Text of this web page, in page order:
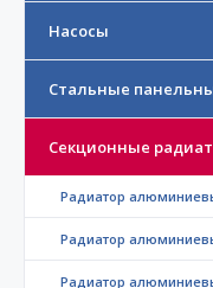
Насосы
Стальные
Секционные
Радиатор
Радиатор
Радиатор